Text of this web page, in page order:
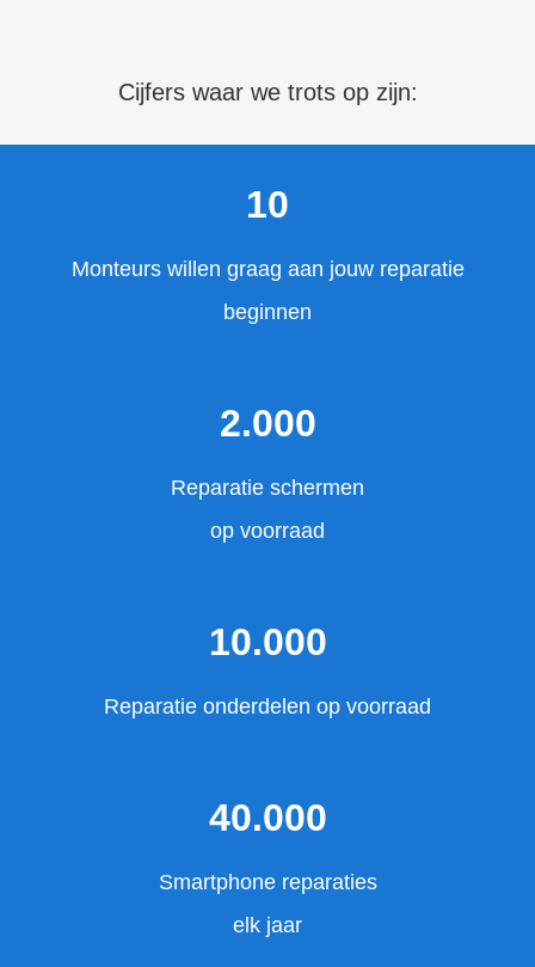
Cijfers waar we trots op zijn:
10
Monteurs willen graag aan jouw reparatie
beginnen
2.000
Reparatie schermen
op voorraad
10.000
Reparatie onderdelen op voorraad
40.000
Smartphone reparaties
elk jaar